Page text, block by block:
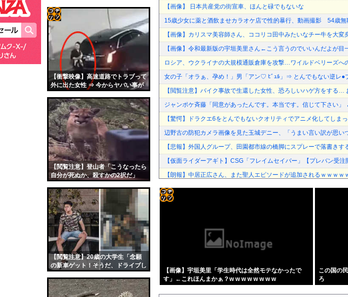
【衝撃映像】高速道路でトラブって
外に出た女性 ⇒ 今からヤバい事が
【閲覧注意】登山者「こうなったら
自分が死ぬか、殺すかの2択だ」
【閲覧注意】20歳の大学生「念願
の新車ゲット！そうだ、ドライブし
コテ
リン
- 固
定リ
ンク
自動
更新
ツー
ル
【画像】 日本共産党の街宣車、ほんと碌でもないな
15歳少女に薬と酒飲ませカラオケ店で性的暴行、動画撮影 54歳
【画像】カリスマ美容師さん、ココリコ田中みたいなチー牛を大変
【画像】令和最新版の宇垣美里さん←こう言うのでいいんだよが目
ロシア、ウクライナの大規模通販倉庫を攻撃…ワイルドベリーズへ
女の子「オラぁ、孕め！」男「アン♡ ﾋﾞｭﾙ」⇒ とんでもない逆レ●
【閲覧注意】バイク事故で生還した女性、恐ろしいハゲ方をする…
ジャンポケ斉藤「同意があったんです。本当です。信じて下さい
【驚愕】ドラクエ6をとんでもないクオリティでアニメ化してしま
辺野古の防犯カメラ画像を見た玉城デニー、「うまい言い訳が思い
【悲報】外国人グループ、田園都市線の橋脚にスプレーで落書きす
【仮面ライダーアギト】CSG「フレイムセイバー」【プレバン受注
【朗報】中居正広さん、また聖人エピソードが追加されるｗｗｗｗ
【福岡】3年間で2億6500万円 福岡県議会「海外視察費」公表
渡邊渚さん「私がPTSDと診断された当時、世間はまだPTSDという
【悲報】バンダイナムコ決算、プリキュアが前年比大幅減少
【大量射精】「世界一ザーメンを大量に発射する男のぶっかけSEX
アメリカには「膨大な量の兵器がある」トランプ大統領が主張…在
森香澄、新作下着の着用ショットｗｗ ただただスケベな目でしか
【画像】宇垣美里「学生時代は全然モテなかったで
す」←これほんまかぁ？w w w w w w w w
この国の
ろ
自動
更新